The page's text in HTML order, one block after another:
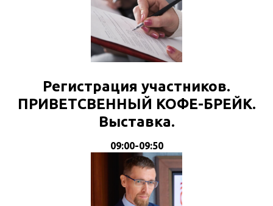
Регистрация участников.
ПРИВЕТСВЕННЫЙ КОФЕ-БРЕЙК.
Выставка.
09:00-09:50